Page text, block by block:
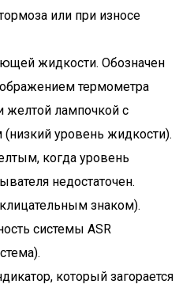
или при износе
жидкости. Обозначен
термометра
желтой лампочкой с
уровень жидкости).
когда уровень
недостаточен.
знаком).
системы ASR
который загорается